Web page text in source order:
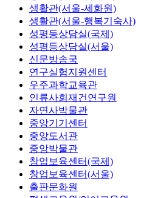
생활관(서울-세화원)
생활관(서울-행복기숙사)
성평등상담실(국제)
성평등상담실(서울)
신문방송국
연구실험지원센터
우주과학교육관
인류사회재건연구원
자연사박물관
중앙기기센터
중앙도서관
중앙박물관
창업보육센터(국제)
창업보육센터(서울)
출판문화원